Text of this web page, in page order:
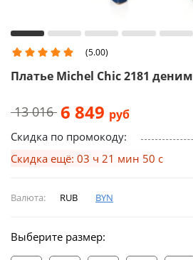
(5.00)
Платье Michel Chic 2181 деним
13 016 6 849 руб
Скидка по промокоду:
Скидка ещё: 03 ч 21 мин 50 с
Валюта: RUB BYN
Выберите размер: